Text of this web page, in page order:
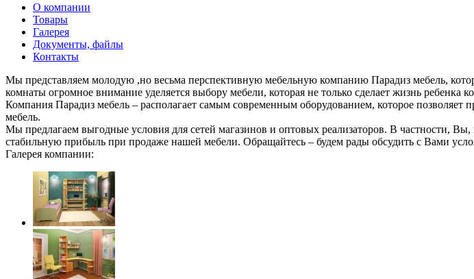
О компании
Товары
Галерея
Документы, файлы
Контакты
Мы представляем молодую ,но весьма перспективную мебельную компанию Парадиз мебель,
комнаты огромное внимание уделяется выбору мебели, которая не только сделает жизнь ребенка
Компания Парадиз мебель – располагает самым современным оборудованием, которое
мебель.
Мы предлагаем выгодные условия для сетей магазинов и оптовых реализаторов. В частности,
стабильную прибыль при продаже нашей мебели. Обращайтесь – будем рады обсудить с Вами
Галерея компании: